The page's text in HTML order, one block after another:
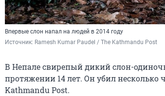
Впервые слон напал на людей в 2014 году
Источник: Ramesh Kumar Paudel / The Kathmandu Post
В Непале свирепый дикий слон-
протяжении 14 лет. Он убил несколько
Kathmandu Post.